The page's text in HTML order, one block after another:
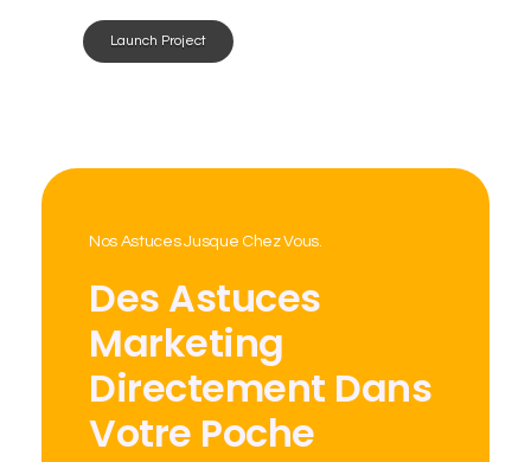
Launch Project
Nos Astuces Jusque Chez Vous.
Des Astuces
Marketing
Directement Dans
Votre Poche